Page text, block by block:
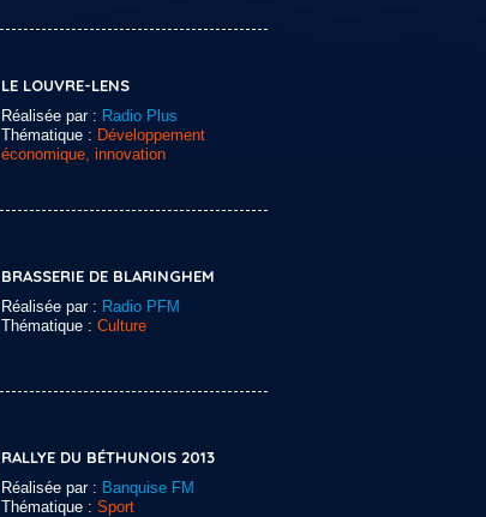
LE LOUVRE-LENS
Réalisée par : Radio Plus
Thématique : Développement
économique, innovation
BRASSERIE DE BLARINGHEM
Réalisée par : Radio PFM
Thématique : Culture
RALLYE DU BÉTHUNOIS 2013
Réalisée par : Banquise FM
Thématique : Sport